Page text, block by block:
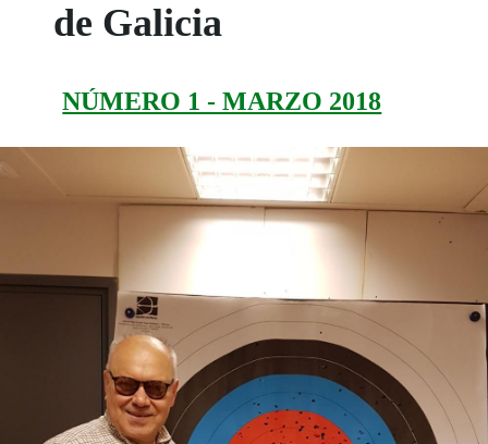
de Galicia
NÚMERO 1 - MARZO 2018